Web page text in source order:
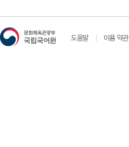
도움말 이용 약관